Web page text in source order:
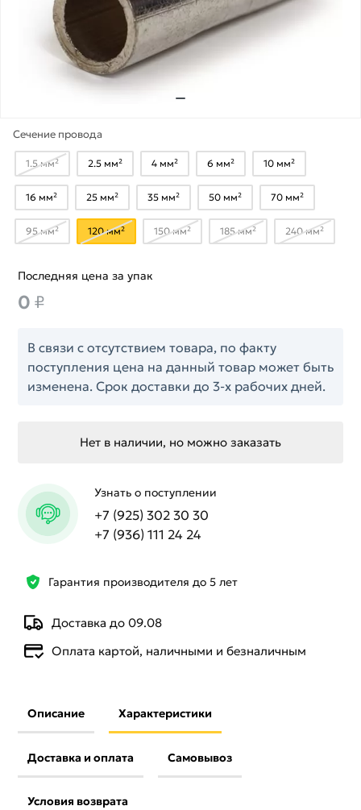
Сечение провода
1.5 мм² 2.5 мм² 4 мм² 6 мм² 10 мм²
16 мм² 25 мм² 35 мм² 50 мм² 70 мм²
95 мм² 120 мм² 150 мм² 185 мм² 240 мм²
Гарантия производителя до 5 лет
Доставка до 09.08
Оплата картой, наличными и безналичным
Последняя цена за упак
0 ₽
В связи с отсутствием товара, по факту
поступления цена на данный товар может быть
изменена. Срок доставки до 3-х рабочих дней.
Нет в наличии, но можно заказать
Узнать о поступлении
+7 (925) 302 30 30
+7 (936) 111 24 24
Описание Характеристики
Доставка и оплата Самовывоз
Условия возврата